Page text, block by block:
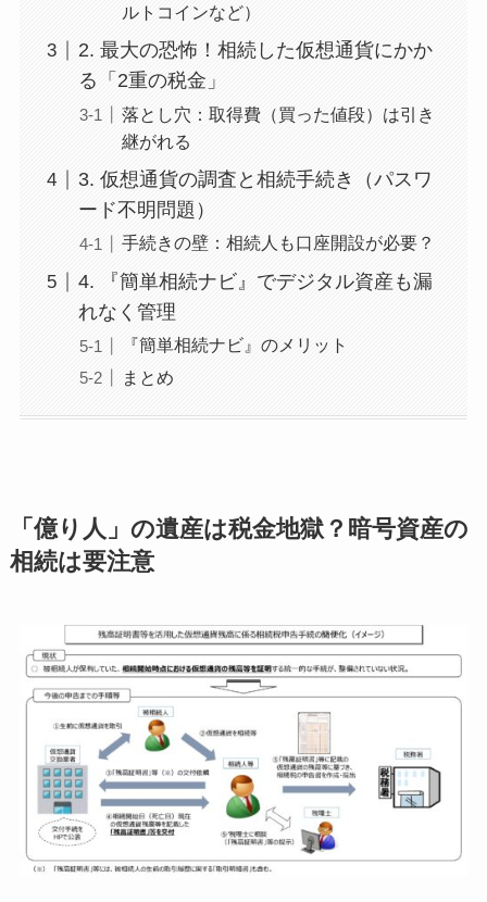
ルトコインなど）
2. 最大の恐怖！相続した仮想通貨にかか
る「2重の税金」
落とし穴：取得費（買った値段）は引き
継がれる
3. 仮想通貨の調査と相続手続き（パスワ
ード不明問題）
手続きの壁：相続人も口座開設が必要？
4. 『簡単相続ナビ』でデジタル資産も漏
れなく管理
『簡単相続ナビ』のメリット
まとめ
「億り人」の遺産は税金地獄？暗号資産の
相続は要注意